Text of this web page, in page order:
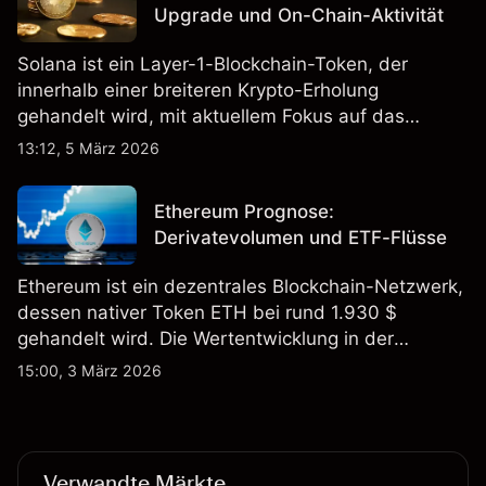
Upgrade und On-Chain-Aktivität
Solana ist ein Layer-1-Blockchain-Token, der
innerhalb einer breiteren Krypto-Erholung
gehandelt wird, mit aktuellem Fokus auf das
geplante Alpenglow-Upgrade und berichtete hohe
Kursziele von Drittanbietern und technische
Analysen.
13:12, 5 März 2026
Ethereum Prognose:
Derivatevolumen und ETF-Flüsse
Ethereum ist ein dezentrales Blockchain-Netzwerk,
dessen nativer Token ETH bei rund 1.930 $
gehandelt wird. Die Wertentwicklung in der
Vergangenheit ist kein verlässlicher Indikator für
15:00, 3 März 2026